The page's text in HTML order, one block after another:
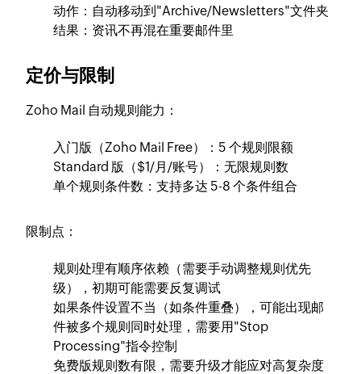
动作：自动移动到"Archive/Newsletters"文件夹
结果：资讯不再混在重要邮件里
定价与限制
Zoho Mail 自动规则能力：
入门版（Zoho Mail Free）：5 个规则限额
Standard 版（$1/月/账号）：无限规则数
单个规则条件数：支持多达 5-8 个条件组合
限制点：
规则处理有顺序依赖（需要手动调整规则优先
级），初期可能需要反复调试
如果条件设置不当（如条件重叠），可能出现邮
件被多个规则同时处理，需要用"Stop
Processing"指令控制
免费版规则数有限，需要升级才能应对高复杂度